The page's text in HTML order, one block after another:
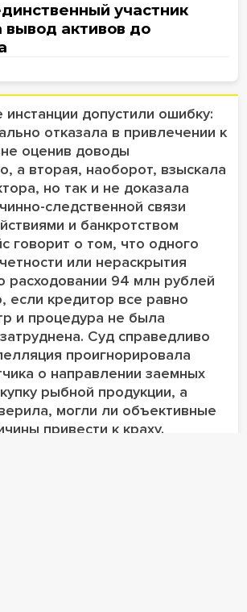
участник
вывод активов до
допустили ошибку:
отказала в привлечении к
оценив доводы
а вторая, наоборот, взыскала
но так и не доказала
следственной связи
и банкротством
говорит о том, что одного
или нераскрытия
расходовании 94 млн рублей
если кредитор все равно
и процедура не была
Суд справедливо
проигнорировала
о направлении заемных
рыбной продукции, а
могли ли объективные
привести к краху.